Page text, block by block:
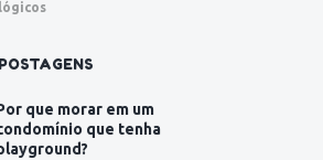
que morar em um
que tenha